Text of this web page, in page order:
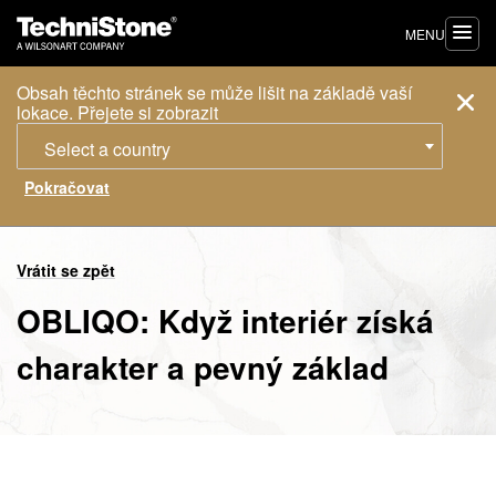
Obsah těchto stránek se může lišit na základě vaší
lokace. Přejete si zobrazit
Select a country
MENU
Vrátit se zpět
OBLIQO: Když interiér získá
charakter a pevný základ